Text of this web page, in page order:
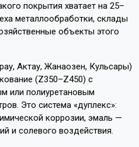
покрытия хватает на 25–
металлообработки, склады
объекты этого
Актау, Жанаозен, Кульсары)
(Z350–Z450) с
или полиуретановым
Это система «дуплекс»:
коррозии, эмаль —
и солевого воздействия.